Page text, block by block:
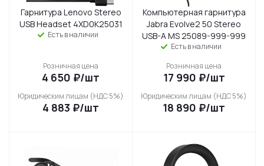
Гарнитура Lenovo Stereo
USB Headset 4XD0K25031
Есть в наличии
Розничная цена
4 650 ₽/шт
Юридическим лицам (НДС 5%)
4 883 ₽/шт
Компьютерная гарнитура
Jabra Evolve2 50 Stereo
USB-A MS 25089-999-999
Есть в наличии
Розничная цена
17 990 ₽/шт
Юридическим лицам (НДС 5%)
18 890 ₽/шт